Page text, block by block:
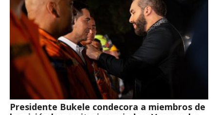
Presidente Bukele condecora a miembros de